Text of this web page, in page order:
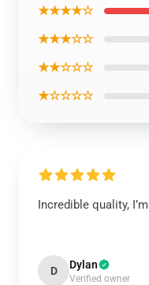
★★★★☆
★★★☆☆
★★☆☆☆
★☆☆☆☆
Incredible quality,
D Dylan
Verified owner